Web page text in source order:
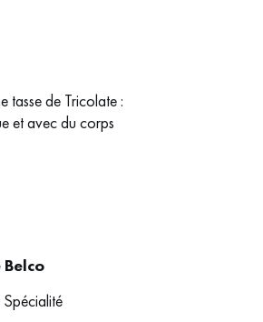
tasse de Tricolate :
et avec du corps